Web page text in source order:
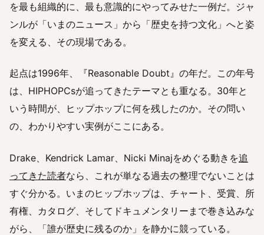
を最も組織的に、最も意識的にやってみせた一例だ。ジャ
ンルが「いまのニュース」から「歴史を持つ文化」へと姿
を変える、その現場である。
起点は1996年、『Reasonable Doubt』の年だ。この年号
は、HIPHOPCsが追ってきたテーマとも重なる。30年と
いう時間が、ヒップホップに何を残したのか。その問い
の、わかりやすい実例がここにある。
Drake、Kendrick Lamar、Nicki Minajをめぐる動きを追
ってきた読者なら、これが単なる過去の整理でないことは
すぐ分かる。いまのヒップホップは、チャート、受賞、所
有権、カタログ、そしてドキュメンタリーまで巻き込みな
がら、「誰が歴史に残るのか」を静かに競っている。